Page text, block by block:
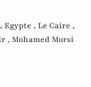
Egypte , Le Caire ,
, Mohamed Morsi